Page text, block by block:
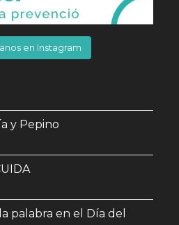
en Instagram
y Pepino
palabra en el Día del